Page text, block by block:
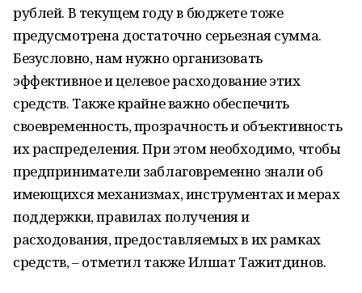
рублей. В текущем году в бюджете тоже
предусмотрена достаточно серьезная сумма.
Безусловно, нам нужно организовать
эффективное и целевое расходование этих
средств. Также крайне важно обеспечить
своевременность, прозрачность и объективность
их распределения. При этом необходимо, чтобы
предприниматели заблаговременно знали об
имеющихся механизмах, инструментах и мерах
поддержки, правилах получения и
расходования, предоставляемых в их рамках
средств, – отметил также Илшат Тажитдинов.